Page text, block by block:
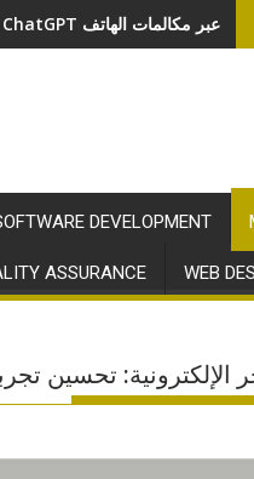
OpenAI تطلق خدمة الوصول إلى ChatGPT عبر مكالمات الهاتف
DEVELOPMENT
WEB
ASSURANCE
تحسين